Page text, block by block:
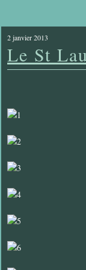
2 janvier 2013
Le St